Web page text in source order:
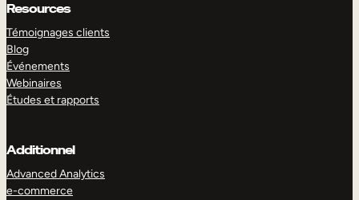
Resources
Témoignages clients
Blog
Événements
Webinaires
Études et rapports
Additionnel
Advanced Analytics
e-commerce